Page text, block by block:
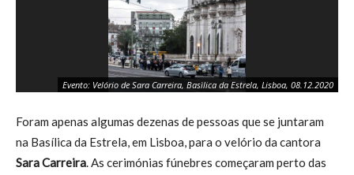
Evento: Velório de Sara Carreira, Basìlica da Estrela, Lisboa, 08.12.2020
Foram apenas algumas dezenas de pessoas que se juntaram
na Basílica da Estrela, em Lisboa, para o velório da cantora
Sara Carreira. As cerimónias fúnebres começaram perto das